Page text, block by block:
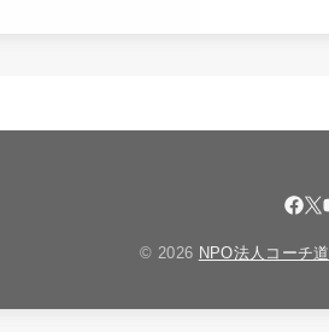
© 2026 NPO法人コーチ道